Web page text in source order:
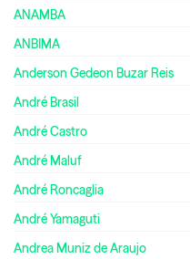
ANAMBA
ANBIMA
Anderson Gedeon Buzar Reis
André Brasil
André Castro
André Maluf
André Roncaglia
André Yamaguti
Andrea Muniz de Araujo